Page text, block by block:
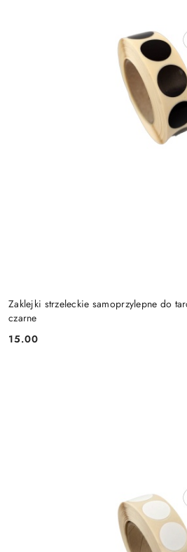
Zaklejki strzeleckie samoprzylepne do
czarne
Cena:
15.00